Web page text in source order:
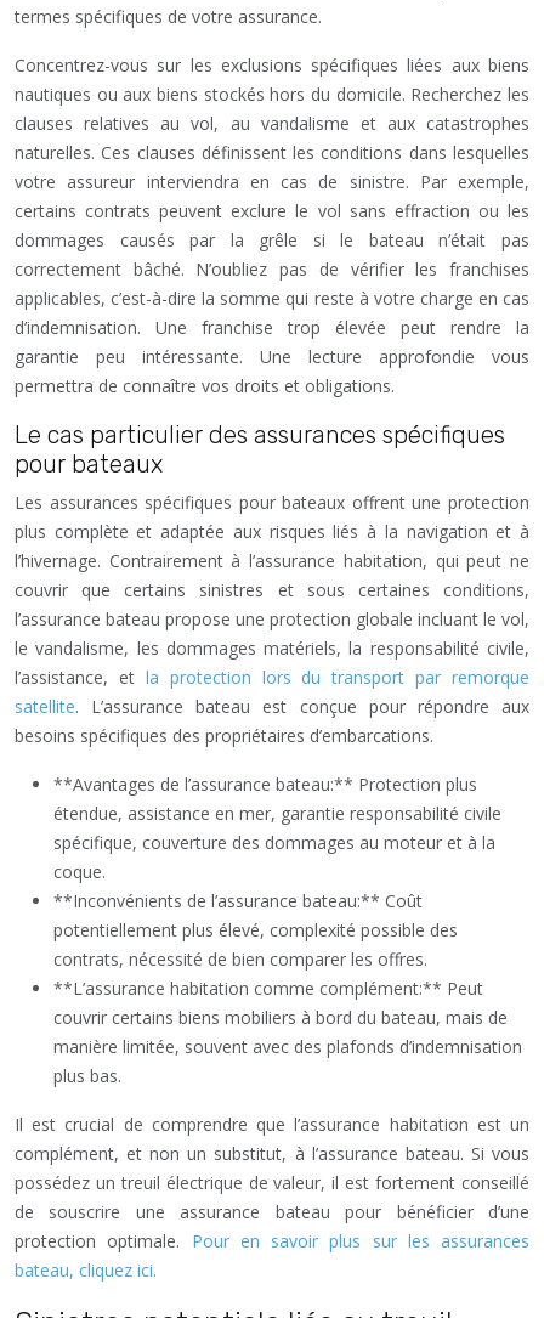
termes spécifiques de votre assurance.
Concentrez-vous sur les exclusions spécifiques liées aux biens
nautiques ou aux biens stockés hors du domicile. Recherchez les
clauses relatives au vol, au vandalisme et aux catastrophes
naturelles. Ces clauses définissent les conditions dans lesquelles
votre assureur interviendra en cas de sinistre. Par exemple,
certains contrats peuvent exclure le vol sans effraction ou les
dommages causés par la grêle si le bateau n’était pas
correctement bâché. N’oubliez pas de vérifier les franchises
applicables, c’est-à-dire la somme qui reste à votre charge en cas
d’indemnisation. Une franchise trop élevée peut rendre la
garantie peu intéressante. Une lecture approfondie vous
permettra de connaître vos droits et obligations.
Le cas particulier des assurances spécifiques
pour bateaux
Les assurances spécifiques pour bateaux offrent une protection
plus complète et adaptée aux risques liés à la navigation et à
l’hivernage. Contrairement à l’assurance habitation, qui peut ne
couvrir que certains sinistres et sous certaines conditions,
l’assurance bateau propose une protection globale incluant le vol,
le vandalisme, les dommages matériels, la responsabilité civile,
l’assistance, et la protection lors du transport par remorque
satellite. L’assurance bateau est conçue pour répondre aux
besoins spécifiques des propriétaires d’embarcations.
**Avantages de l’assurance bateau:** Protection plus
étendue, assistance en mer, garantie responsabilité civile
spécifique, couverture des dommages au moteur et à la
coque.
**Inconvénients de l’assurance bateau:** Coût
potentiellement plus élevé, complexité possible des
contrats, nécessité de bien comparer les offres.
**L’assurance habitation comme complément:** Peut
couvrir certains biens mobiliers à bord du bateau, mais de
manière limitée, souvent avec des plafonds d’indemnisation
plus bas.
Il est crucial de comprendre que l’assurance habitation est un
complément, et non un substitut, à l’assurance bateau. Si vous
possédez un treuil électrique de valeur, il est fortement conseillé
de souscrire une assurance bateau pour bénéficier d’une
protection optimale. Pour en savoir plus sur les assurances
bateau, cliquez ici.